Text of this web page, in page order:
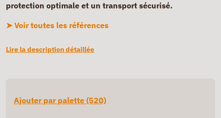
protection optimale et un transport sécurisé.
➤ Voir toutes les références
Lire la description détaillée
Ajouter par palette (520)